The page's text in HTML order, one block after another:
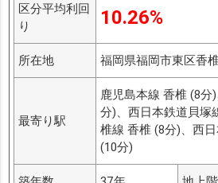
区分平均利回
り
10.26%
所在地 福岡県福岡市東区香
最寄り駅
鹿児島本線 香椎 (8分
分)、西日本鉄道貝塚
椎線 香椎 (8分)、西
(10分)